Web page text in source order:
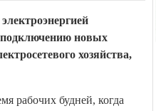
подключению новых
хозяйства,
рабочих будней, когда